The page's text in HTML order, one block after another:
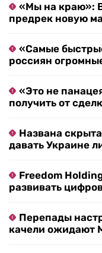
«Мы на краю»:
предрек новую
«Самые
россиян
«Это не
получить от
Названа
давать Украине
Freedom
развивать
Перепады
качели ожидают